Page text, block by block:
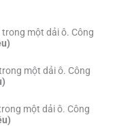
một dải ô. Công
một dải ô. Công
một dải ô. Công